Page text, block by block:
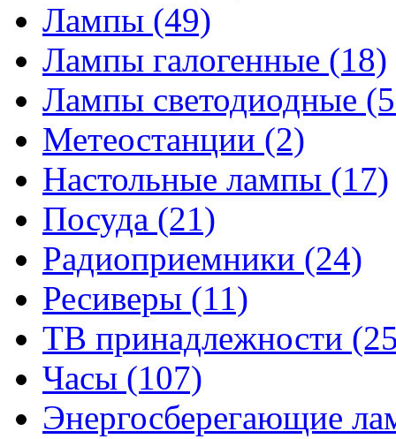
Лампы (49)
Лампы галогенные (18)
Лампы светодиодные
Метеостанции (2)
Настольные лампы (17)
Посуда (21)
Радиоприемники (24)
Ресиверы (11)
ТВ принадлежности
Часы (107)
Энергосберегающие